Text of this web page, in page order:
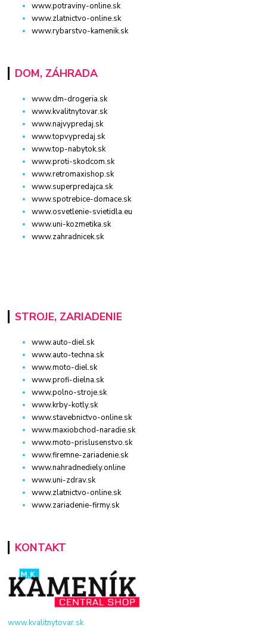
www.potraviny-online.sk
www.zlatnictvo-online.sk
www.rybarstvo-kamenik.sk
DOM, ZÁHRADA
www.dm-drogeria.sk
www.kvalitnytovar.sk
www.najvypredaj.sk
www.topvypredaj.sk
www.top-nabytok.sk
www.proti-skodcom.sk
www.retromaxishop.sk
www.superpredajca.sk
www.spotrebice-domace.sk
www.osvetlenie-svietidla.eu
www.uni-kozmetika.sk
www.zahradnicek.sk
STROJE, ZARIADENIE
www.auto-diel.sk
www.auto-techna.sk
www.moto-diel.sk
www.profi-dielna.sk
www.polno-stroje.sk
www.krby-kotly.sk
www.stavebnictvo-online.sk
www.maxiobchod-naradie.sk
www.moto-prislusenstvo.sk
www.firemne-zariadenie.sk
www.nahradnediely.online
www.uni-zdrav.sk
www.zlatnictvo-online.sk
www.zariadenie-firmy.sk
KONTAKT
www.kvalitnytovar.sk